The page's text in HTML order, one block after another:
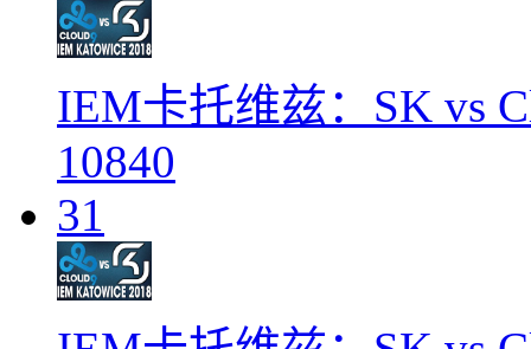
IEM卡托维兹：SK vs
10840
31